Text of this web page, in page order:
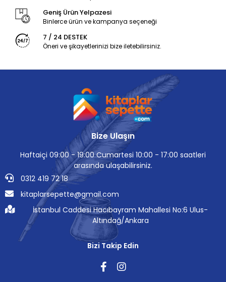
Geniş Ürün Yelpazesi
Binlerce ürün ve kampanya seçeneği
7 / 24 DESTEK
Öneri ve şikayetlerinizi bize iletebilirsiniz.
Bize Ulaşın
Haftaiçi 09:00 - 19:00 Cumartesi 10:00 - 17:00 saatleri
arasında ulaşabilirsiniz.
0312 419 72 18
kitaplarsepette@gmail.com
İstanbul Caddesi Hacıbayram Mahallesi No:6 Ulus-
Altındağ/Ankara
Bizi Takip Edin